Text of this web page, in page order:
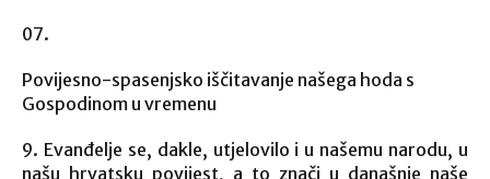
Povijesno-spasenjsko iščitavanje našega hoda s
Gospodinom u vremenu
9. Evanđelje se, dakle, utjelovilo i u našemu narodu, u
našu hrvatsku povijest, a to znači u današnje naše